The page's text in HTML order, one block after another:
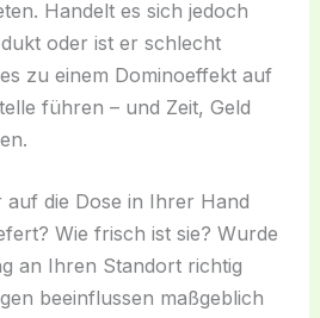
Handelt es sich jedoch
oder ist er schlecht
zu einem Dominoeffekt auf
führen – und Zeit, Geld
die Dose in Ihrer Hand
Wie frisch ist sie? Wurde
an Ihren Standort richtig
beeinflussen maßgeblich